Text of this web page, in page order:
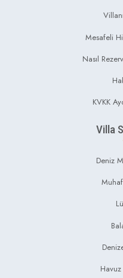
Mesafeli
Nasıl
KVKK
Villa
Deniz
Havuz